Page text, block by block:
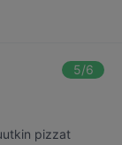
5/6
pizzat